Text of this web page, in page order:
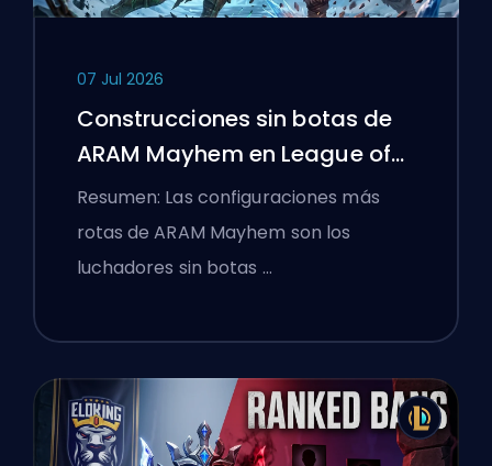
07 Jul 2026
Construcciones sin botas de
ARAM Mayhem en League of
Legends
Resumen: Las configuraciones más
rotas de ARAM Mayhem son los
luchadores sin botas …